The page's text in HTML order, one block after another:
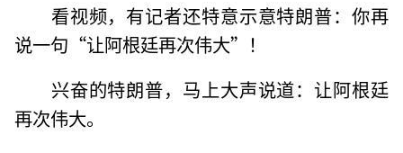
看视频，有记者还特意示意特朗普：你再
说一句“让阿根廷再次伟大”！
兴奋的特朗普，马上大声说道：让阿根廷
再次伟大。